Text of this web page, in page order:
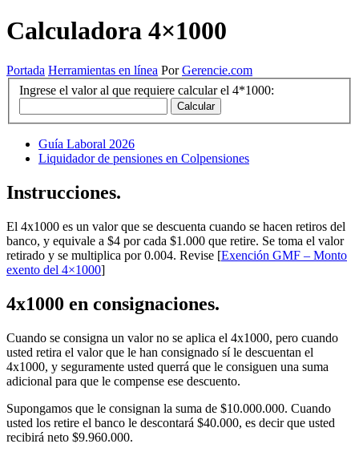
Calculadora 4×1000
Portada Herramientas en línea PorGerencie.com
Ingrese el valor al que requiere calcular el 4*1000:
Guía Laboral 2026
Liquidador de pensiones en Colpensiones
Instrucciones.
El 4x1000 es un valor que se descuenta cuando se hacen retiros del
banco, y equivale a $4 por cada $1.000 que retire. Se toma el valor
retirado y se multiplica por 0.004. Revise [Exención GMF – Monto
exento del 4×1000]
4x1000 en consignaciones.
Cuando se consigna un valor no se aplica el 4x1000, pero cuando
usted retira el valor que le han consignado sí le descuentan el
4x1000, y seguramente usted querrá que le consiguen una suma
adicional para que le compense ese descuento.
Supongamos que le consignan la suma de $10.000.000. Cuando
usted los retire el banco le descontará $40.000, es decir que usted
recibirá neto $9.960.000.